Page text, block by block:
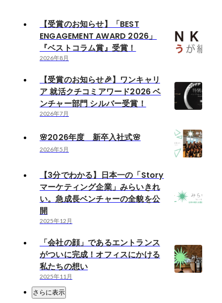
【受賞のお知らせ】「BEST
ENGAGEMENT AWARD 2026」
『ベストコラム賞』受賞！
2026年8月
【受賞のお知らせ🎉】ワンキャリ
ア 就活クチコミアワード2026 ベ
ンチャー部門 シルバー受賞！
2026年7月
🌸2026年度 新卒入社式🌸
2026年5月
【3分でわかる】日本一の「Story
マーケティング企業」みらいきれ
い。急成長ベンチャーの全貌を公
開
2025年12月
「会社の顔」であるエントランス
がついに完成！オフィスにかける
私たちの想い
2025年11月
さらに表示